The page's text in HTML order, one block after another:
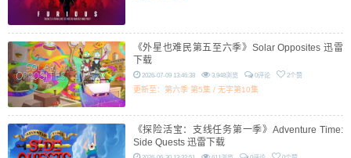
《外星也难民第五至六季》Solar Opposites 迅雷
下载
2026-07-09 13:46:38 3,948浏览 0评论 2个赞
更新至：第六季 第5集 / 无字第10集
《探险活宝：支线任务第一季》Adventure Time:
Side Quests 迅雷下载